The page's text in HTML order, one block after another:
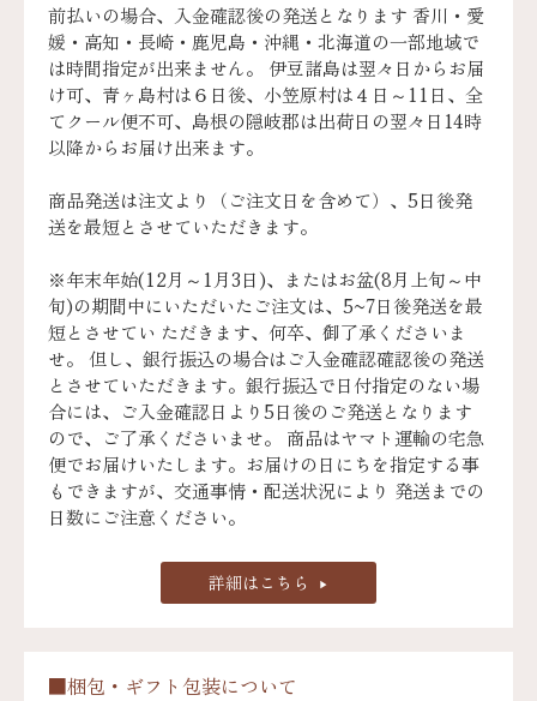
前払いの場合、入金確認後の発送となります 香川・愛
媛・高知・長崎・鹿児島・沖縄・北海道の一部地域で
は時間指定が出来ません。 伊豆諸島は翌々日からお届
け可、青ヶ島村は６日後、小笠原村は４日～11日、全
てクール便不可、島根の隠岐郡は出荷日の翌々日14時
以降からお届け出来ます。
商品発送は注文より（ご注文日を含めて）、5日後発
送を最短とさせていただきます。
※年末年始(12月～1月3日)、またはお盆(8月上旬～中
旬)の期間中にいただいたご注文は、5~7日後発送を最
短とさせてい ただきます、何卒、御了承くださいま
せ。 但し、銀行振込の場合はご入金確認確認後の発送
とさせていただきます。銀行振込で日付指定のない場
合には、ご入金確認日より5日後のご発送となります
ので、ご了承くださいませ。 商品はヤマト運輸の宅急
便でお届けいたします。お届けの日にちを指定する事
もできますが、交通事情・配送状況により 発送までの
日数にご注意ください。
詳細はこちら
■梱包・ギフト包装について